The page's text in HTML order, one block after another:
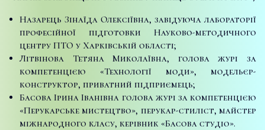
Назарець Зінаїда Олексіївна, завідуюча лабораторії
професійної підготовки Науково-методичного
центру ПТО у Харківській області;
Літвінова Тетяна Миколаївна, голова журі за
компетенцією «Технології моди», модельєр-
конструктор, приватний підприємець;
Басова Ірина Іванівна голова журі за компетенцією
«Перукарське мистецтво», перукар-стиліст, майстер
міжнародного класу, керівник «Басова студіо».